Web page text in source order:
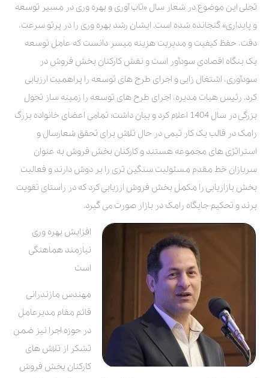
تجلی این موضوع در شعار سال «تاب آوری و بهره وری در مسیر توسعه
و پایداری» گنجانده شده است. ایشان رشد بهره وری را در پرتو سرعت،
دقت، حفظ کیفیت و مدیریت هزینه میسر دانست که عامل توسعه
یک بنگاه اقصادی سودآور است و نقش کارکنان بخش فروش در
سودآوری، اشتغال زایی و اجرای طرح های توسعه را پراهمیت ارزیابی
کرد. رئیس هیات مدیره، اجرای طرح های توسعه را زمینه ساز تحول
بزرگی در سال 1404 اعلام کرد و بیان داشت: تمامی اعضای خانواده بزرگ
رامک در قالب یک کار تیمی در حال تلاش برای تحقق شعارسال و
استراتژی های مجموعه هستند و کارکنان بخش فروش به عنوان
سربازان خط مقدم مسئولیت سنگین تری را بر دوش دارند و فعالیت
بخش بازاریابی را مکمل بخش فروش ارزیابی کرد که در راستای تقویت
برند و تحکیم جایگاه رامک در بازار صورت می گیرد.
افزایش بهره وری
نیازمند هماهنگی
است
مهندس مازندرانی
قائم مقام مدیرعامل
در حوزه اجرا نیز ضمن
تشکر از تلاش های
کارکنان بخش فروش